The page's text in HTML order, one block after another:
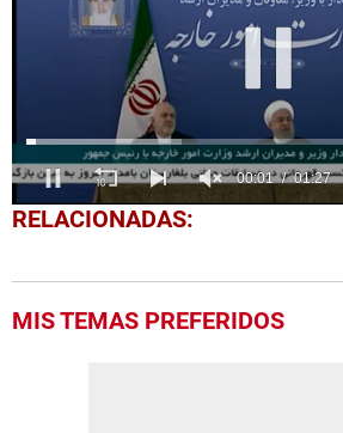
0
seconds
minute,
27
seconds
RELACIONADAS:
MIS TEMAS PREFERIDOS